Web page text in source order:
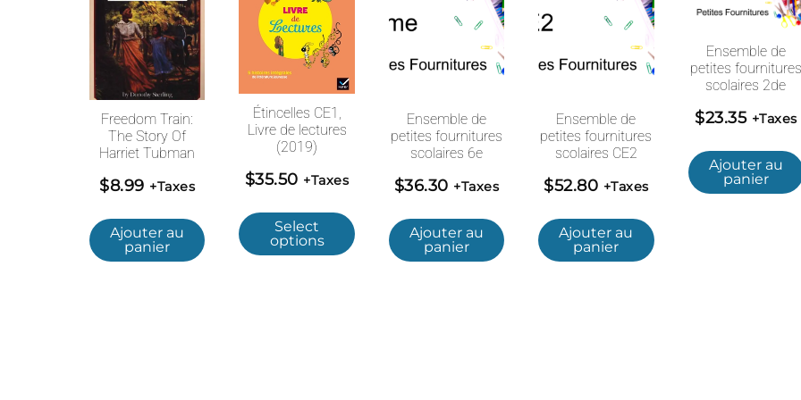
Freedom Train:
The Story Of
Harriet Tubman
$8.99 +Taxes
Ajouter au
panier
Étincelles CE1,
Livre de lectures
(2019)
$35.50 +Taxes
Select
options
Ensemble de
petites fournitures
scolaires 6e
$36.30 +Taxes
Ajouter au
panier
Ensemble de
petites fournitures
scolaires CE2
$52.80 +Taxes
Ajouter au
panier
Ensemble de
petites fournitures
scolaires 2de
$23.35 +Taxes
Ajouter au
panier